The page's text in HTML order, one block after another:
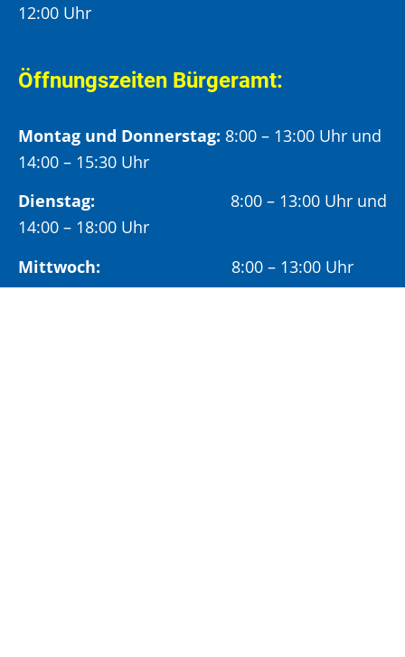
12:00 Uhr
Öffnungszeiten Bürgeramt:
Montag und Donnerstag: 8:00 – 13:00 Uhr und
14:00 – 15:30 Uhr
Dienstag: 8:00 – 13:00 Uhr und
14:00 – 18:00 Uhr
Mittwoch: 8:00 – 13:00 Uhr